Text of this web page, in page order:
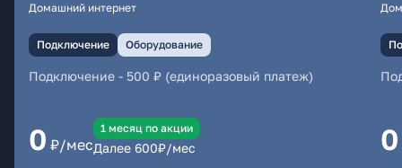
Домашний интернет
Подключение Оборудование
Подключение - 500 ₽ (единоразовый платеж)
0 ₽/мес
1 месяц по акции
Далее 600₽/мес 0